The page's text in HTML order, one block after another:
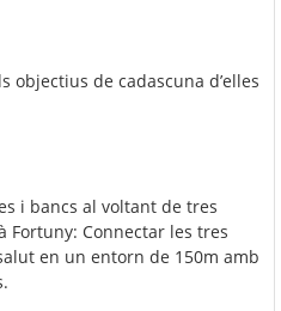
objectius de cadascuna d’elles
i bancs al voltant de tres
Fortuny: Connectar les tres
en un entorn de 150m amb